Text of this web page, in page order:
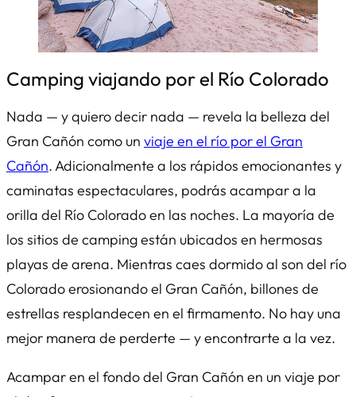
Camping viajando por el Río Colorado
Nada — y quiero decir nada — revela la belleza del
Gran Cañón como un viaje en el río por el Gran
Cañón. Adicionalmente a los rápidos emocionantes y
caminatas espectaculares, podrás acampar a la
orilla del Río Colorado en las noches. La mayoría de
los sitios de camping están ubicados en hermosas
playas de arena. Mientras caes dormido al son del río
Colorado erosionando el Gran Cañón, billones de
estrellas resplandecen en el firmamento. No hay una
mejor manera de perderte — y encontrarte a la vez.
Acampar en el fondo del Gran Cañón en un viaje por